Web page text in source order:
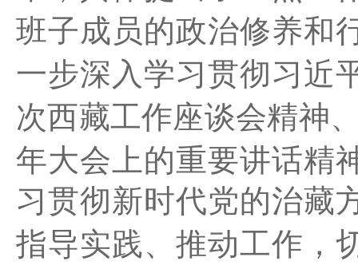
班子成员的政治修养和
一步深入学习贯彻习近
次西藏工作座谈会精神
年大会上的重要讲话精
习贯彻新时代党的治藏
指导实践、推动工作 ，